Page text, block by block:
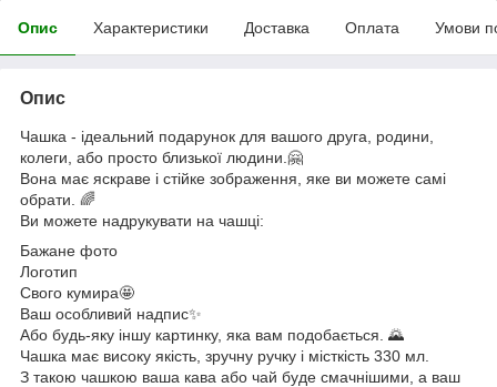
Опис Характеристики Доставка Оплата Умови
Опис
Чашка - ідеальний подарунок для вашого друга, родини,
колеги, або просто близької людини.🤗
Вона має яскраве і стійке зображення, яке ви можете самі
обрати. 🌈
Ви можете надрукувати на чашці:
Бажане фото
Логотип
Свого кумира🤩
Ваш особливий надпис✨
Або будь-яку іншу картинку, яка вам подобається. 🌄
Чашка має високу якість, зручну ручку і місткість 330 мл.
З такою чашкою ваша кава або чай буде смачнішими, а ваш